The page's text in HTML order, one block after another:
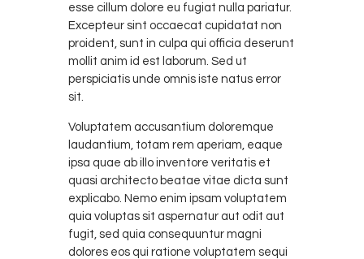
esse cillum dolore eu fugiat nulla pariatur.
Excepteur sint occaecat cupidatat non
proident, sunt in culpa qui officia deserunt
mollit anim id est laborum. Sed ut
perspiciatis unde omnis iste natus error
sit.
Voluptatem accusantium doloremque
laudantium, totam rem aperiam, eaque
ipsa quae ab illo inventore veritatis et
quasi architecto beatae vitae dicta sunt
explicabo. Nemo enim ipsam voluptatem
quia voluptas sit aspernatur aut odit aut
fugit, sed quia consequuntur magni
dolores eos qui ratione voluptatem sequi